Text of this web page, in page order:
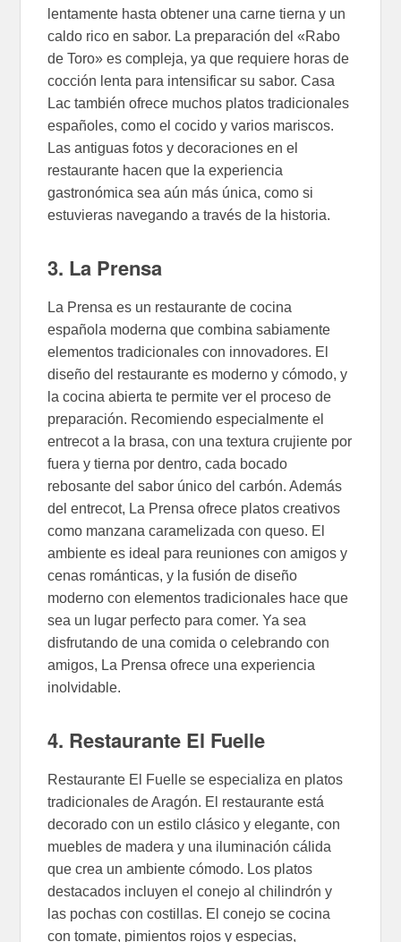
lentamente hasta obtener una carne tierna y un
caldo rico en sabor. La preparación del «Rabo
de Toro» es compleja, ya que requiere horas de
cocción lenta para intensificar su sabor. Casa
Lac también ofrece muchos platos tradicionales
españoles, como el cocido y varios mariscos.
Las antiguas fotos y decoraciones en el
restaurante hacen que la experiencia
gastronómica sea aún más única, como si
estuvieras navegando a través de la historia.
3. La Prensa
La Prensa es un restaurante de cocina
española moderna que combina sabiamente
elementos tradicionales con innovadores. El
diseño del restaurante es moderno y cómodo, y
la cocina abierta te permite ver el proceso de
preparación. Recomiendo especialmente el
entrecot a la brasa, con una textura crujiente por
fuera y tierna por dentro, cada bocado
rebosante del sabor único del carbón. Además
del entrecot, La Prensa ofrece platos creativos
como manzana caramelizada con queso. El
ambiente es ideal para reuniones con amigos y
cenas románticas, y la fusión de diseño
moderno con elementos tradicionales hace que
sea un lugar perfecto para comer. Ya sea
disfrutando de una comida o celebrando con
amigos, La Prensa ofrece una experiencia
inolvidable.
4. Restaurante El Fuelle
Restaurante El Fuelle se especializa en platos
tradicionales de Aragón. El restaurante está
decorado con un estilo clásico y elegante, con
muebles de madera y una iluminación cálida
que crea un ambiente cómodo. Los platos
destacados incluyen el conejo al chilindrón y
las pochas con costillas. El conejo se cocina
con tomate, pimientos rojos y especias,